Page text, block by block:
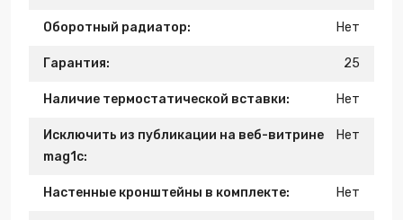
Оборотный радиатор: Нет
Гарантия: 25
Наличие термостатической вставки: Нет
Исключить из публикации на веб-витрине
mag1c:
Нет
Настенные кронштейны в комплекте: Нет